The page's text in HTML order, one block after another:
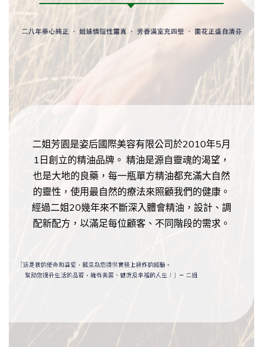
二姐芳園是姿后國際美容有限公司於2010年5月
1日創立的精油品牌。 精油是源自靈魂的渴望，
也是大地的良藥，每一瓶單方精油都充滿大自然
的靈性，使用最自然的療法來照顧我們的健康。
經過二姐20幾年來不斷深入體會精油，設計、調
配新配方，以滿足每位顧客、不同階段的需求。